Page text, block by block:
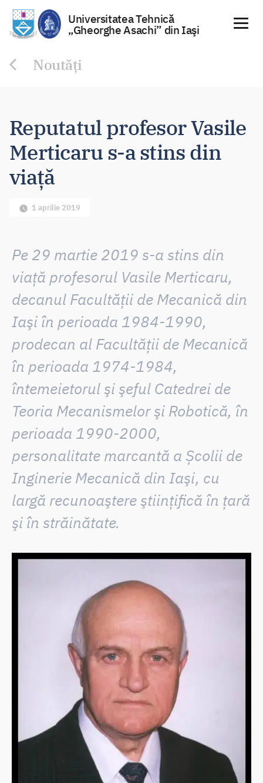
Universitatea Tehnică
„Gheorghe Asachi” din Iaşi
Noutăți
Reputatul profesor Vasile
Merticaru s-a stins din
viață
1 aprilie 2019
Pe 29 martie 2019 s-a stins din
viață profesorul Vasile Merticaru,
decanul Facultăţii de Mecanică din
Iaşi în perioada 1984-1990,
prodecan al Facultăţii de Mecanică
în perioada 1974-1984,
întemeietorul şi şeful Catedrei de
Teoria Mecanismelor şi Robotică, în
perioada 1990-2000,
personalitate marcantă a Școlii de
Inginerie Mecanică din Iaşi, cu
largă recunoaştere ştiinţifică în ţară
şi în străinătate.